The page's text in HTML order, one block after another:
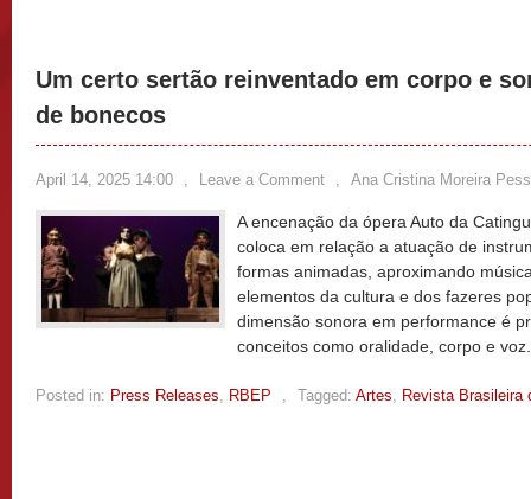
Um certo sertão reinventado em corpo e
de bonecos
April 14, 2025 14:00 , Leave a Comment , Ana Cristina Moreira
A encenação da ópera Auto da
coloca em relação a atuação de
formas animadas, aproximando
elementos da cultura e dos fazeres
dimensão sonora em performance é
conceitos como oralidade, corpo e
Posted in: Press Releases, RBEP , Tagged: Artes, Revista Brasileira